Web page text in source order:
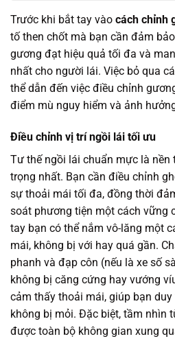
Trước khi bắt tay vào cách chỉnh
tố then chốt mà bạn cần đảm
gương đạt hiệu quả tối đa và
nhất cho người lái. Việc bỏ qua
thể dẫn đến việc điều chỉnh
điểm mù nguy hiểm và ảnh
Điều chỉnh vị trí ngồi lái tối ưu
Tư thế ngồi lái chuẩn mực là nền
trọng nhất. Bạn cần điều chỉnh
sự thoải mái tối đa, đồng thời
soát phương tiện một cách vững
tay bạn có thể nắm vô-lăng một
mái, không bị với hay quá gần.
phanh và đạp côn (nếu là xe số
không bị căng cứng hay vướng
cảm thấy thoải mái, giúp bạn
không bị mỏi. Đặc biệt, tầm nhìn
được toàn bộ không gian xung